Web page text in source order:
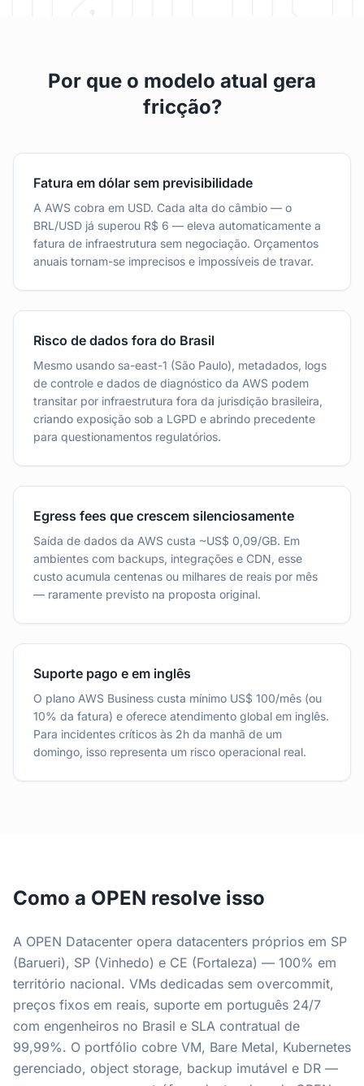
Por que o modelo atual gera
fricção?
Fatura em dólar sem previsibilidade
A AWS cobra em USD. Cada alta do câmbio — o
BRL/USD já superou R$ 6 — eleva automaticamente a
fatura de infraestrutura sem negociação. Orçamentos
anuais tornam-se imprecisos e impossíveis de travar.
Risco de dados fora do Brasil
Mesmo usando sa-east-1 (São Paulo), metadados, logs
de controle e dados de diagnóstico da AWS podem
transitar por infraestrutura fora da jurisdição brasileira,
criando exposição sob a LGPD e abrindo precedente
para questionamentos regulatórios.
Egress fees que crescem silenciosamente
Saída de dados da AWS custa ~US$ 0,09/GB. Em
ambientes com backups, integrações e CDN, esse
custo acumula centenas ou milhares de reais por mês
— raramente previsto na proposta original.
Suporte pago e em inglês
O plano AWS Business custa mínimo US$ 100/mês (ou
10% da fatura) e oferece atendimento global em inglês.
Para incidentes críticos às 2h da manhã de um
domingo, isso representa um risco operacional real.
Como a OPEN resolve isso
A OPEN Datacenter opera datacenters próprios em SP
(Barueri), SP (Vinhedo) e CE (Fortaleza) — 100% em
território nacional. VMs dedicadas sem overcommit,
preços fixos em reais, suporte em português 24/7
com engenheiros no Brasil e SLA contratual de
99,99%. O portfólio cobre VM, Bare Metal, Kubernetes
gerenciado, object storage, backup imutável e DR —